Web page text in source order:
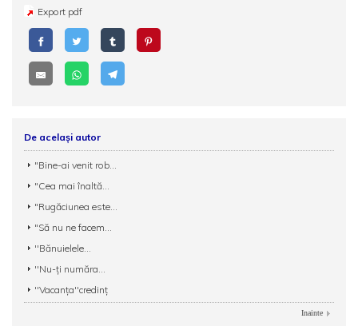
Export pdf
De același autor
"Bine-ai venit rob...
"Cea mai înaltă...
"Rugăciunea este...
"Să nu ne facem...
''Bănuielele...
''Nu-ți număra...
''Vacanța''credinț
Inainte